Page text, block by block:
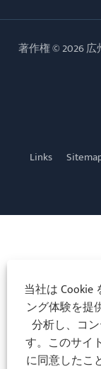
著作権 © 2026
Links
当社は Cookie
ング体験を提
分析し、コ
す。このサイ
に同意したこ